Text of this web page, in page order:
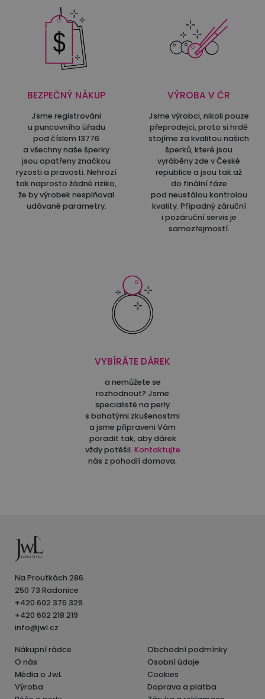
BEZPEČNÝ NÁKUP
Jsme registrováni
u puncovního úřadu
pod číslem 13776
a všechny naše šperky
jsou opatřeny značkou
ryzosti a pravosti. Nehrozí
tak naprosto žádné riziko,
že by výrobek nesplňoval
udávané parametry.
VÝROBA V ČR
Jsme výrobci, nikoli pouze
přeprodejci, proto si hrdě
stojíme za kvalitou našich
šperků, které jsou
vyráběny zde v České
republice a jsou tak až
do finální fáze
pod neustálou kontrolou
kvality. Případný záruční
i pozáruční servis je
samozřejmostí.
VYBÍRÁTE DÁREK
a nemůžete se
rozhodnout? Jsme
specialisté na perly
s bohatými zkušenostmi
a jsme připraveni Vám
poradit tak, aby dárek
vždy potěšil. Kontaktujte
nás z pohodlí domova.
Na Proutkách 286
250 73 Radonice
+420 602 376 329
+420 602 218 219
info@jwl.cz
Nákupní rádce
O nás
Média o JwL
Výroba
Obchodní podmínky
Osobní údaje
Cookies
Doprava a platba